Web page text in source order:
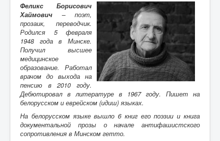
Феликс Борисович
Хаймович – поэт,
прозаик, переводчик.
Родился 5 февраля
1948 года в Минске.
Получил высшее
медицинское
образование. Работал
врачом до выхода на
пенсию в 2010 году.
Дебютировал в литературе в 1967 году. Пишет на
белорусском и еврейском (идиш) языках.
На белорусском языке вышло 6 книг его поэзии и книга
документальной прозы о начале антифашистского
сопротивления в Минском гетто.